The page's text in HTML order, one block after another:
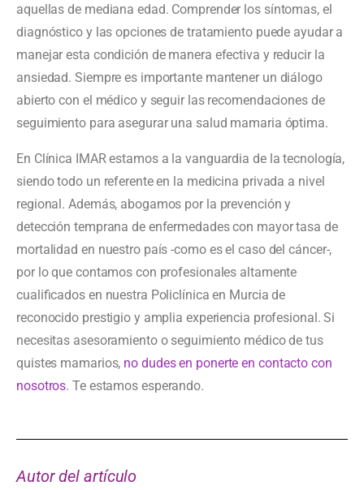
aquellas de mediana edad. Comprender los síntomas, el
diagnóstico y las opciones de tratamiento puede ayudar a
manejar esta condición de manera efectiva y reducir la
ansiedad. Siempre es importante mantener un diálogo
abierto con el médico y seguir las recomendaciones de
seguimiento para asegurar una salud mamaria óptima.
En Clínica IMAR estamos a la vanguardia de la tecnología,
siendo todo un referente en la medicina privada a nivel
regional. Además, abogamos por la prevención y
detección temprana de enfermedades con mayor tasa de
mortalidad en nuestro país -como es el caso del cáncer-,
por lo que contamos con profesionales altamente
cualificados en nuestra Policlínica en Murcia de
reconocido prestigio y amplia experiencia profesional. Si
necesitas asesoramiento o seguimiento médico de tus
quistes mamarios, no dudes en ponerte en contacto con
nosotros. Te estamos esperando.
Autor del artículo